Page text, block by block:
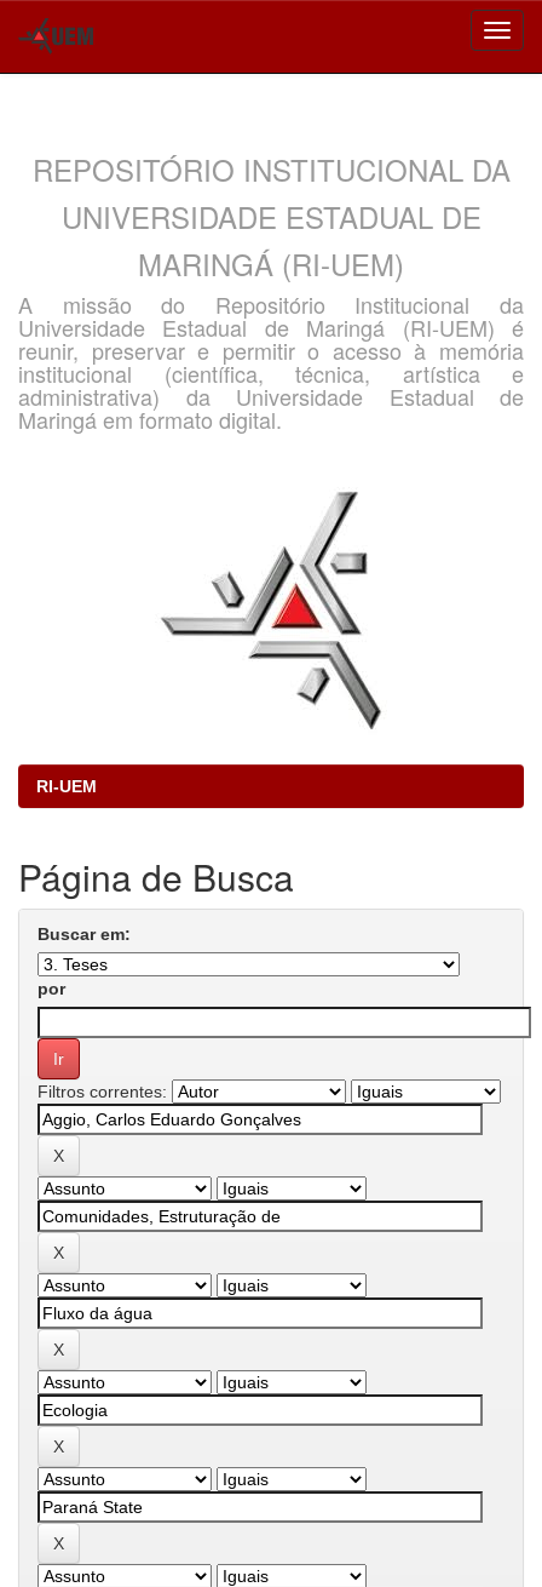
REPOSITÓRIO INSTITUCIONAL DA
UNIVERSIDADE ESTADUAL DE
MARINGÁ (RI-UEM)
A missão do Repositório Institucional da
Universidade Estadual de Maringá (RI-UEM) é
reunir, preservar e permitir o acesso à memória
institucional (científica, técnica, artística e
administrativa) da Universidade Estadual de
Maringá em formato digital.
RI-UEM
Página de Busca
Buscar em:
por
Filtros correntes: